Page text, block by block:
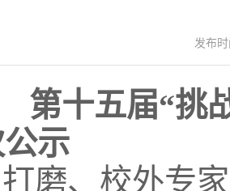
发布时
“挑战杯”
示
磨、校外专